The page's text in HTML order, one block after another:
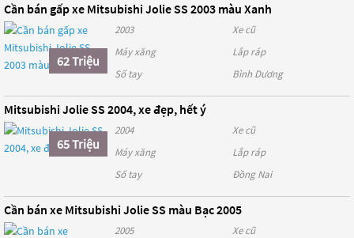
Cần bán gấp xe Mitsubishi Jolie SS 2003 màu Xanh
62 Triệu
2003
Xe cũ
Máy xăng
Lắp ráp
Số tay
Bình Dương
Mitsubishi Jolie SS 2004, xe đẹp, hết ý
65 Triệu
2004
Xe cũ
Máy xăng
Lắp ráp
Số tay
Đồng Nai
Cần bán xe Mitsubishi Jolie SS màu Bạc 2005
2005
Xe cũ